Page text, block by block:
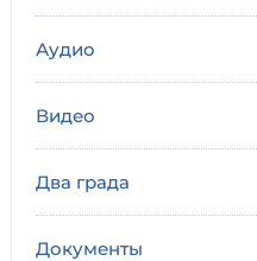
Аудио
Видео
Два града
Документы